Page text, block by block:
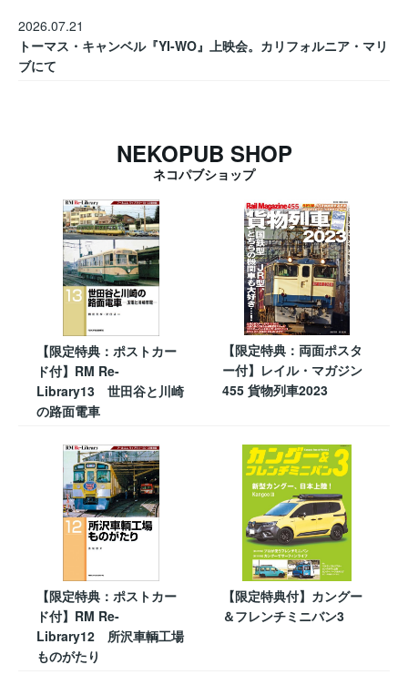
2026.07.21
トーマス・キャンベル『YI-WO』上映会。カリフォルニア・マリ
ブにて
NEKOPUB SHOP
ネコパブショップ
【限定特典：ポストカー
ド付】RM Re-
Library13 世田谷と川崎
の路面電車
【限定特典：両面ポスタ
ー付】レイル・マガジン
455 貨物列車2023
【限定特典：ポストカー
ド付】RM Re-
Library12 所沢車輌工場
ものがたり
【限定特典付】カングー
＆フレンチミニバン3